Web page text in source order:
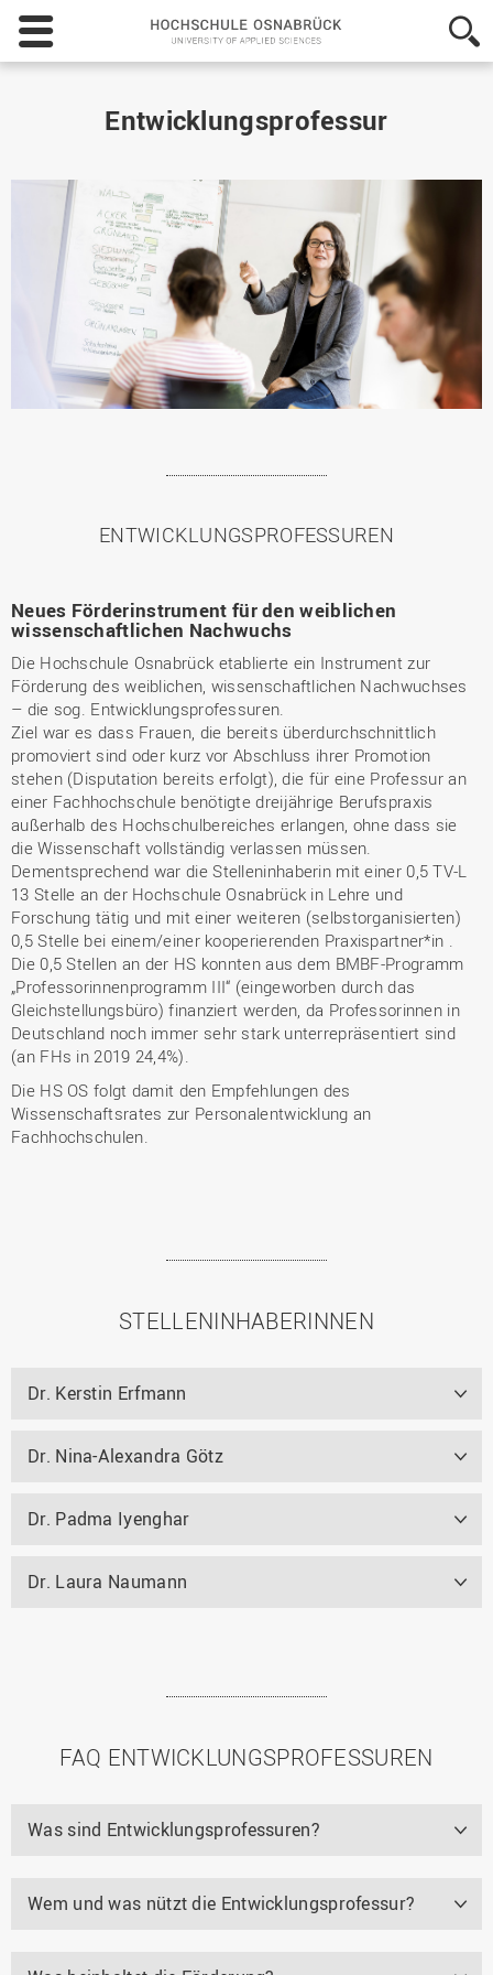
Hochschule
Osnabrück
-
Entwicklungsprofessur
ENTWICKLUNGSPROFESSUREN
Neues Förderinstrument für den weiblichen
wissenschaftlichen Nachwuchs
Die Hochschule Osnabrück etablierte ein Instrument zur
Förderung des weiblichen, wissenschaftlichen Nachwuchses
– die sog. Entwicklungsprofessuren.
Ziel war es dass Frauen, die bereits überdurchschnittlich
promoviert sind oder kurz vor Abschluss ihrer Promotion
stehen (Disputation bereits erfolgt), die für eine Professur an
einer Fachhochschule benötigte dreijährige Berufspraxis
außerhalb des Hochschulbereiches erlangen, ohne dass sie
die Wissenschaft vollständig verlassen müssen.
Dementsprechend war die Stelleninhaberin mit einer 0,5 TV-L
13 Stelle an der Hochschule Osnabrück in Lehre und
Forschung tätig und mit einer weiteren (selbstorganisierten)
0,5 Stelle bei einem/einer kooperierenden Praxispartner*in .
Die 0,5 Stellen an der HS konnten aus dem BMBF-Programm
„Professorinnenprogramm III“ (eingeworben durch das
Gleichstellungsbüro) finanziert werden, da Professorinnen in
Deutschland noch immer sehr stark unterrepräsentiert sind
(an FHs in 2019 24,4%).
Die HS OS folgt damit den Empfehlungen des
Wissenschaftsrates zur Personalentwicklung an
Fachhochschulen.
STELLENINHABERINNEN
Dr. Kerstin Erfmann
Dr. Nina-Alexandra Götz
Dr. Padma Iyenghar
Dr. Laura Naumann
FAQ ENTWICKLUNGSPROFESSUREN
Was sind Entwicklungsprofessuren?
Wem und was nützt die Entwicklungsprofessur?